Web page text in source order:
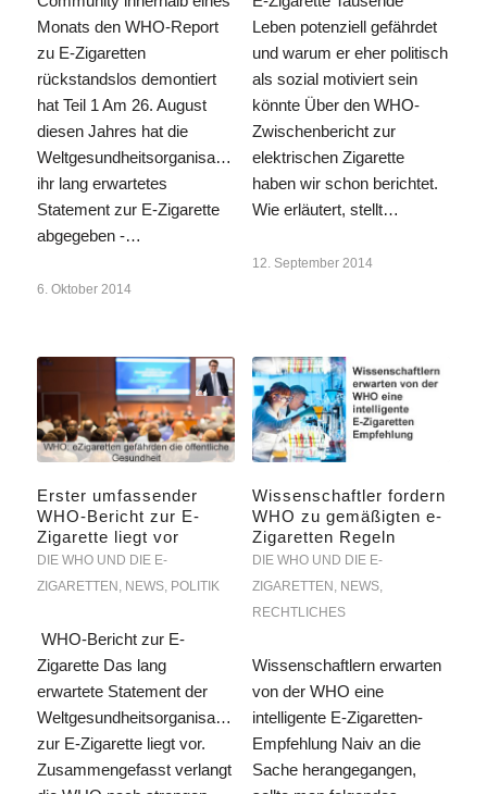
Monats den WHO-Report
zu E-Zigaretten
rückstandslos demontiert
hat Teil 1 Am 26. August
diesen Jahres hat die
Weltgesundheitsorganisation
ihr lang erwartetes
Statement zur E-Zigarette
abgegeben -…
6. Oktober 2014
Leben potenziell gefährdet
und warum er eher politisch
als sozial motiviert sein
könnte Über den WHO-
Zwischenbericht zur
elektrischen Zigarette
haben wir schon berichtet.
Wie erläutert, stellt…
12. September 2014
Erster umfassender
WHO-Bericht zur E-
Zigarette liegt vor
DIE WHO UND DIE E-
ZIGARETTEN , NEWS, POLITIK
WHO-Bericht zur E-
Zigarette Das lang
erwartete Statement der
Weltgesundheitsorganisation
zur E-Zigarette liegt vor.
Zusammengefasst verlangt
Wissenschaftler fordern
WHO zu gemäßigten e-
Zigaretten Regeln
DIE WHO UND DIE E-
ZIGARETTEN , NEWS,
RECHTLICHES
Wissenschaftlern erwarten
von der WHO eine
intelligente E-Zigaretten-
Empfehlung Naiv an die
Sache herangegangen,